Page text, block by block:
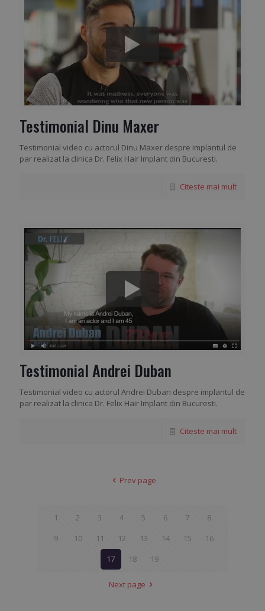
Testimonial Dinu Maxer
Testimonial video cu actorul Dinu Maxer despre implantul de
par realizat la clinica Dr. Felix Hair Implant din Bucuresti.
Citeste mai mult
Testimonial Andrei Duban
Testimonial video cu actorul Andrei Duban despre implantul de
par realizat la clinica Dr. Felix Hair Implant din Bucuresti.
Citeste mai mult
Prev page
1 2 3 4 5 6 7
8
9
10 11 12 13 14 15
16
17
18 19
Next page